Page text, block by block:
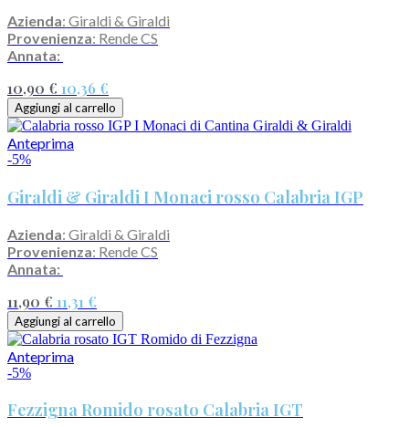
Azienda: Giraldi & Giraldi
Provenienza: Rende CS
Annata:
10,90 € 10,36 €
Aggiungi al carrello
Anteprima
-5%
Giraldi & Giraldi I Monaci rosso Calabria IGP
Azienda: Giraldi & Giraldi
Provenienza: Rende CS
Annata:
11,90 € 11,31 €
Aggiungi al carrello
Anteprima
-5%
Fezzigna Romido rosato Calabria IGT